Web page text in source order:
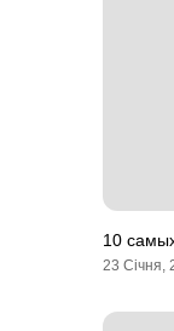
10
23 Січня,